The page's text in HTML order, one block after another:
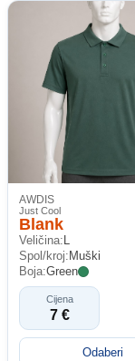
AWDIS
Just Cool
Blank
Veličina: L
Spol/kroj: Muški
Boja:Green
Cijena
7 €
Odaberi